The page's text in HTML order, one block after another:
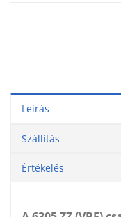
Leírás
Szállítás
Értékelés